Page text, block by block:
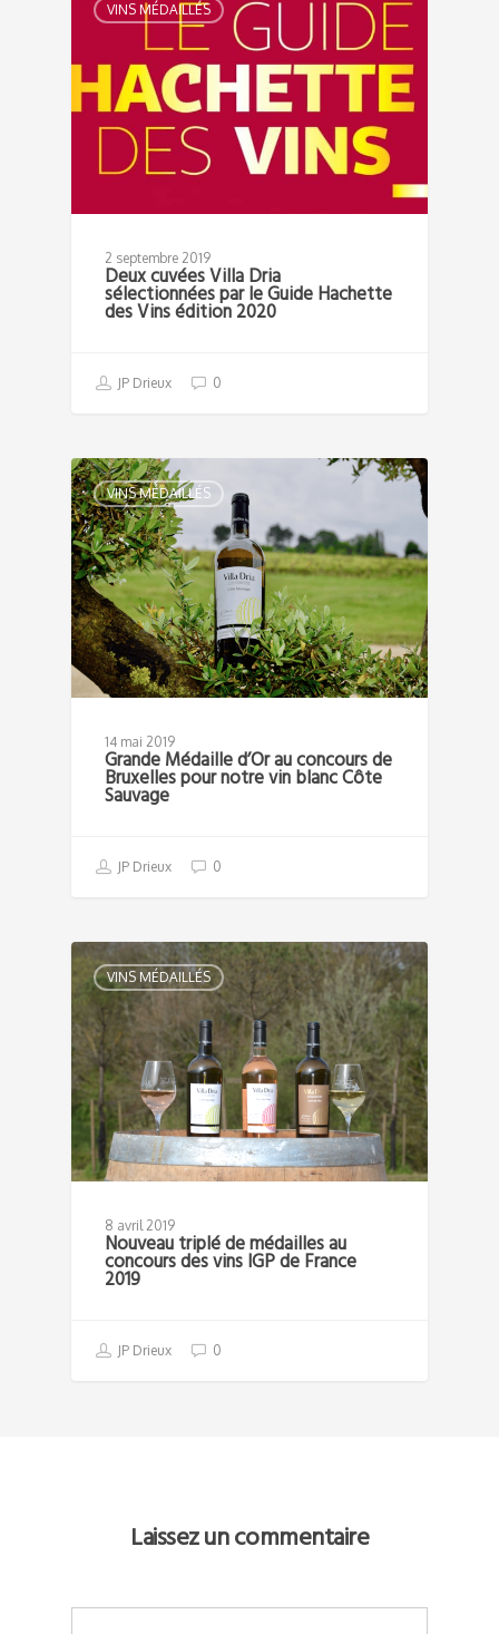
VINS MÉDAILLÉS
2 septembre 2019
Deux cuvées Villa Dria
sélectionnées par le Guide Hachette
des Vins édition 2020
JP Drieux 0
VINS MÉDAILLÉS
14 mai 2019
Grande Médaille d’Or au concours de
Bruxelles pour notre vin blanc Côte
Sauvage
JP Drieux 0
VINS MÉDAILLÉS
8 avril 2019
Nouveau triplé de médailles au
concours des vins IGP de France
2019
JP Drieux 0
Laissez un commentaire